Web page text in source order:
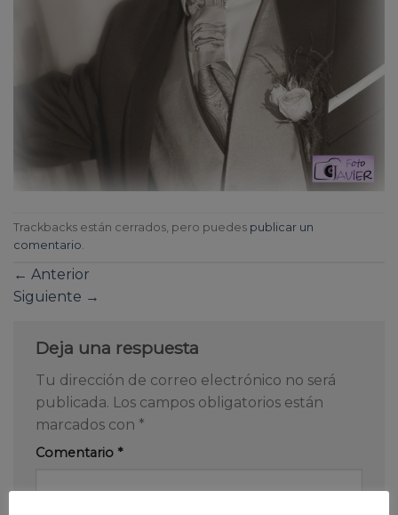
Trackbacks están cerrados, pero puedes publicar un
comentario.
← Anterior
Siguiente →
Deja una respuesta
Tu dirección de correo electrónico no será
publicada. Los campos obligatorios están
marcados con *
Comentario *